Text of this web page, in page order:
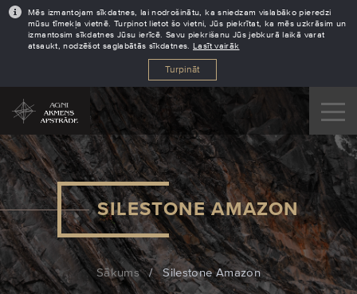
Mēs izmantojam sīkdatnes, lai nodrošinātu, ka sniedzam vislabāko pieredzi
mūsu tīmekļa vietnē. Turpinot lietot šo vietni, Jūs piekrītat, ka mēs uzkrāsim un
izmantosim sīkdatnes Jūsu ierīcē. Savu piekrišanu Jūs jebkurā laikā varat
atsaukt, nodzēšot saglabātās sīkdatnes. Lasīt vairāk
Turpināt
SILESTONE AMAZON
Sākums / Silestone Amazon